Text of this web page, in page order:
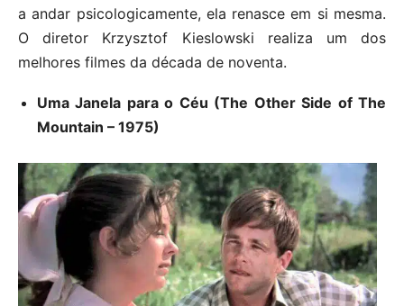
a andar psicologicamente, ela renasce em si mesma.
O diretor Krzysztof Kieslowski realiza um dos
melhores filmes da década de noventa.
Uma Janela para o Céu (The Other Side of The
Mountain – 1975)